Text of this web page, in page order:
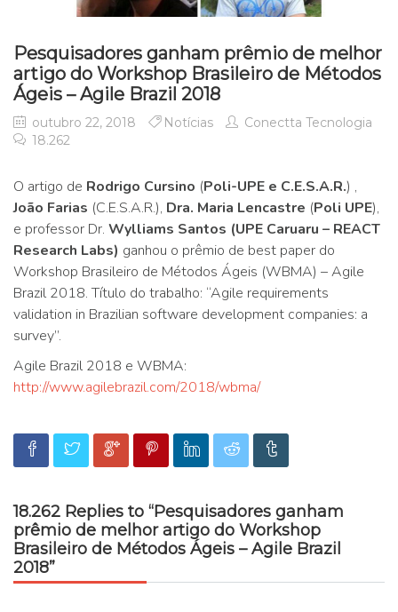
Pesquisadores ganham prêmio de melhor
artigo do Workshop Brasileiro de Métodos
Ágeis – Agile Brazil 2018
outubro 22, 2018 Notícias
Conectta Tecnologia
18.262
O artigo de Rodrigo Cursino (Poli-UPE e C.E.S.A.R.) ,
João Farias (C.E.S.A.R.), Dra. Maria Lencastre (Poli UPE),
e professor Dr. Wylliams Santos (UPE Caruaru – REACT
Research Labs) ganhou o prêmio de best paper do
Workshop Brasileiro de Métodos Ágeis (WBMA) – Agile
Brazil 2018. Título do trabalho: “Agile requirements
validation in Brazilian software development companies: a
survey”.
Agile Brazil 2018 e WBMA:
http://www.agilebrazil.com/2018/wbma/
18.262 Replies to “Pesquisadores ganham
prêmio de melhor artigo do Workshop
Brasileiro de Métodos Ágeis – Agile Brazil
2018”